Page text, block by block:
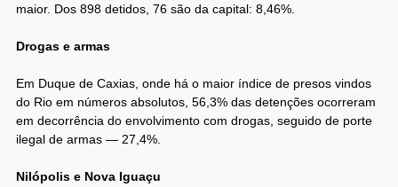
maior. Dos 898 detidos, 76 são da capital: 8,46%.
Drogas e armas
Em Duque de Caxias, onde há o maior índice de presos vindos
do Rio em números absolutos, 56,3% das detenções ocorreram
em decorrência do envolvimento com drogas, seguido de porte
ilegal de armas — 27,4%.
Nilópolis e Nova Iguaçu